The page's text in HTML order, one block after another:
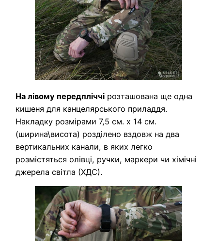
На лівому передпліччі розташована ще одна
кишеня для канцелярського приладдя.
Накладку розмірами 7,5 см. х 14 см.
(ширина\висота) розділено вздовж на два
вертикальних канали, в яких легко
розмістяться олівці, ручки, маркери чи хімічні
джерела світла (ХДС).